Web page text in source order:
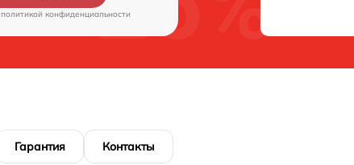
политикой конфиденциальности
Гарантия Контакты